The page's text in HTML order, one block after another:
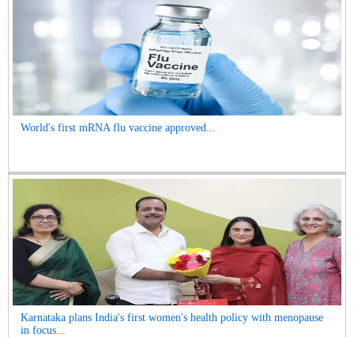
World's first mRNA flu vaccine approved...
Karnataka plans India's first women's health policy with menopause
in focus...